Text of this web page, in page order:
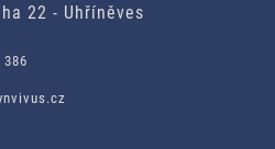
22 - Uhříněves
386